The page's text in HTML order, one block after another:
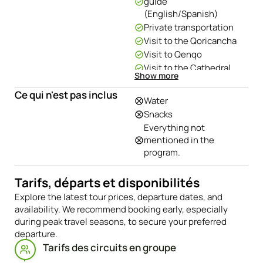
(English/Spanish)
Private transportation
Visit to the Qoricancha
Visit to Qenqo
Visit to the Cathedral
Transfer and personal
Entrance fees
Visit to Puca Pucara
Visit to Tambomachay
Visit to Sacsayhuaman
Show more
Ce qui n'est pas inclus
Water
Snacks
Everything not
mentioned in the
program.
Tarifs, départs et disponibilités
Explore the latest tour prices, departure dates, and
availability. We recommend booking early, especially
during peak travel seasons, to secure your preferred
departure.
Tarifs des circuits en groupe